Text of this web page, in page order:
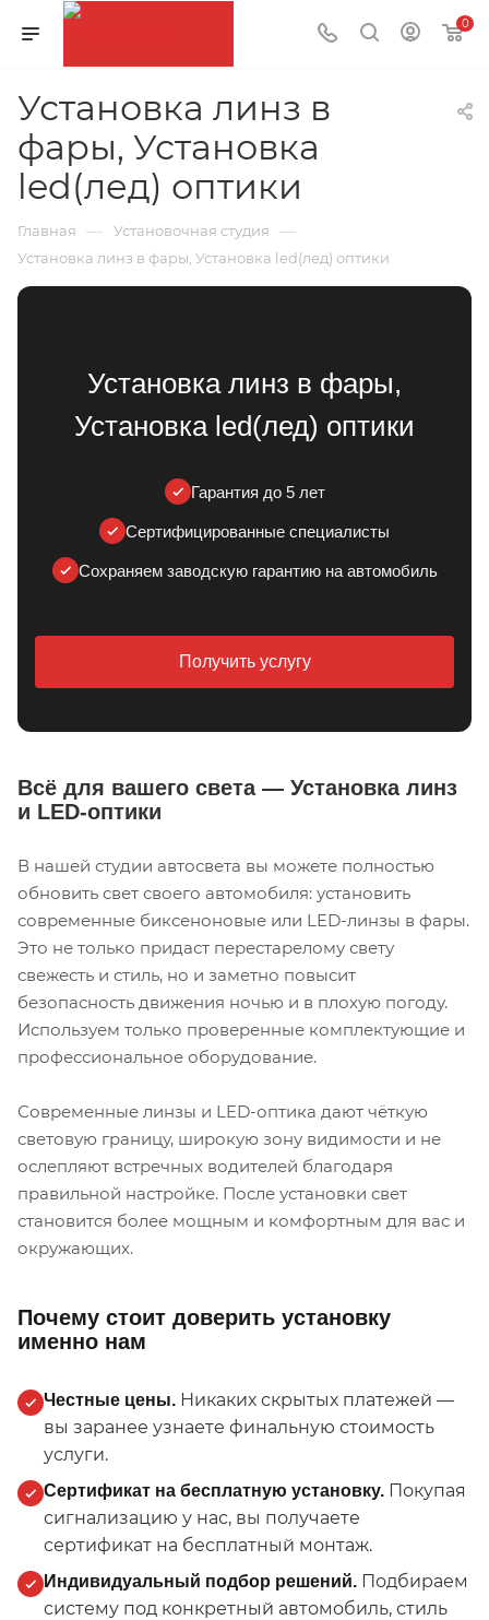
0
Установка линз в
фары, Установка
led(лед) оптики
Главная — Установочная студия —
Установка линз в фары, Установка led(лед) оптики
Установка линз в фары,
Установка led(лед) оптики
Гарантия до 5 лет
Сертифицированные специалисты
Сохраняем заводскую гарантию на автомобиль
Получить услугу
Всё для вашего света — Установка линз
и LED-оптики
В нашей студии автосвета вы можете полностью
обновить свет своего автомобиля: установить
современные биксеноновые или LED-линзы в фары.
Это не только придаст перестарелому свету
свежесть и стиль, но и заметно повысит
безопасность движения ночью и в плохую погоду.
Используем только проверенные комплектующие и
профессиональное оборудование.
Современные линзы и LED-оптика дают чёткую
световую границу, широкую зону видимости и не
ослепляют встречных водителей благодаря
правильной настройке. После установки свет
становится более мощным и комфортным для вас и
окружающих.
Почему стоит доверить установку
именно нам
Честные цены. Никаких скрытых платежей —
вы заранее узнаете финальную стоимость
услуги.
Сертификат на бесплатную установку. Покупая
сигнализацию у нас, вы получаете
сертификат на бесплатный монтаж.
Индивидуальный подбор решений. Подбираем
систему под конкретный автомобиль, стиль